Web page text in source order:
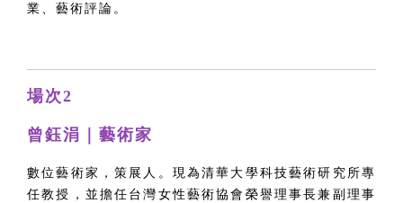
業、藝術評論。
場次2
曾鈺涓｜藝術家
數位藝術家，策展人。現為清華大學科技藝術研究所專
任教授，並擔任台灣女性藝術協會榮譽理事長兼副理事